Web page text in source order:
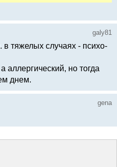
galy81
тяжелых случаях - психо-
аллергический, но тогда
днем.
gena